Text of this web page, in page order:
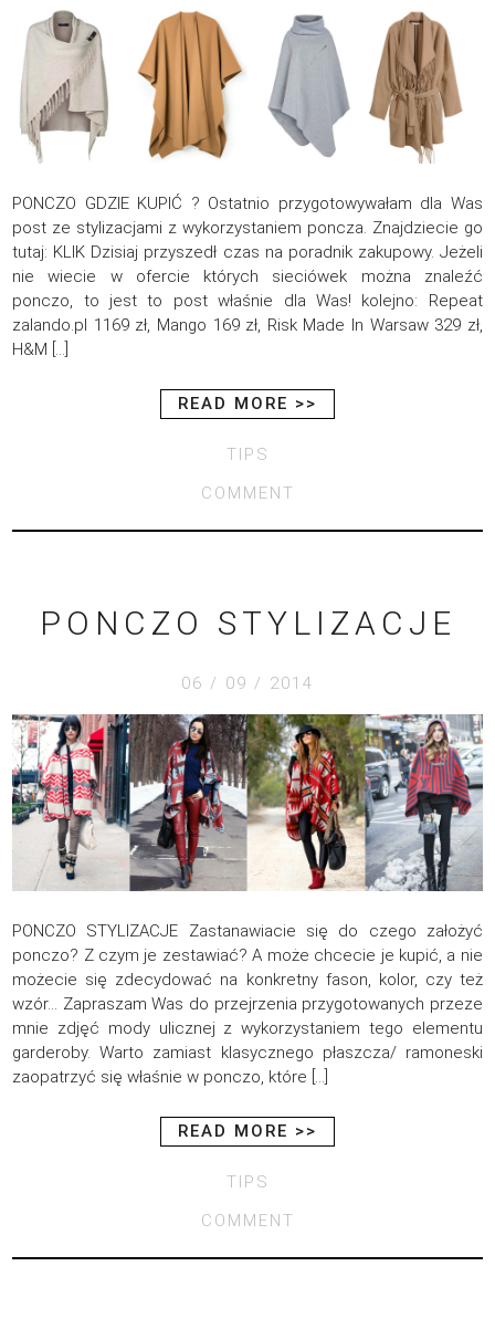
PONCZO GDZIE KUPIĆ ? Ostatnio przygotowywałam dla Was
post ze stylizacjami z wykorzystaniem poncza. Znajdziecie go
tutaj: KLIK Dzisiaj przyszedł czas na poradnik zakupowy. Jeżeli
nie wiecie w ofercie których sieciówek można znaleźć
ponczo, to jest to post właśnie dla Was! kolejno: Repeat
zalando.pl 1169 zł, Mango 169 zł, Risk Made In Warsaw 329 zł,
H&M […]
READ MORE >>
TIPS
COMMENT
PONCZO STYLIZACJE
06 / 09 / 2014
PONCZO STYLIZACJE Zastanawiacie się do czego założyć
ponczo? Z czym je zestawiać? A może chcecie je kupić, a nie
możecie się zdecydować na konkretny fason, kolor, czy też
wzór… Zapraszam Was do przejrzenia przygotowanych przeze
mnie zdjęć mody ulicznej z wykorzystaniem tego elementu
garderoby. Warto zamiast klasycznego płaszcza/ ramoneski
zaopatrzyć się właśnie w ponczo, które […]
READ MORE >>
TIPS
COMMENT